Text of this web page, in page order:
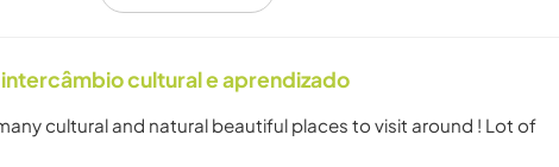
cultural e aprendizado
cultural and natural beautiful places to visit around ! Lot of